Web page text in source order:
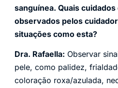
sanguínea. Quais
observados pelos
situações como esta?
Dra. Rafaella: Observar
pele, como palidez,
coloração roxa/azulada,